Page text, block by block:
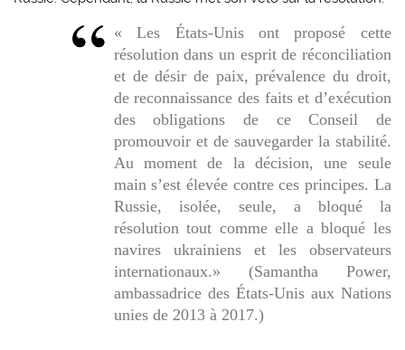
« Les États-Unis ont proposé cette
résolution dans un esprit de réconciliation
et de désir de paix, prévalence du droit,
de reconnaissance des faits et d’exécution
des obligations de ce Conseil de
promouvoir et de sauvegarder la stabilité.
Au moment de la décision, une seule
main s’est élevée contre ces principes. La
Russie, isolée, seule, a bloqué la
résolution tout comme elle a bloqué les
navires ukrainiens et les observateurs
internationaux.» (Samantha Power,
ambassadrice des États-Unis aux Nations
unies de 2013 à 2017.)